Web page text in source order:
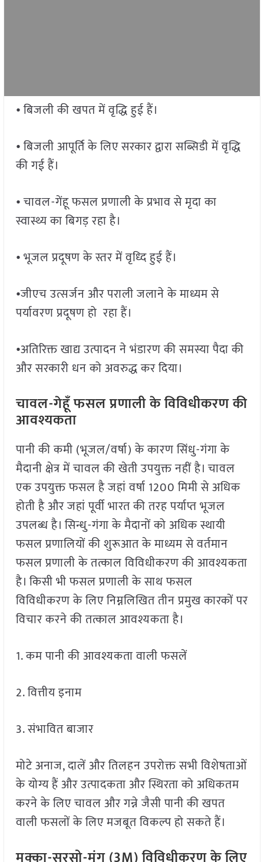
⦁ बिजली की खपत में वृद्धि हुई हैं।
⦁ बिजली आपूर्ति के लिए सरकार द्वारा सब्सिडी में वृद्धि
की गई हैं।
⦁ चावल-गेंहू फसल प्रणाली के प्रभाव से मृदा का
स्वास्थ्य का बिगड़ रहा है।
⦁ भूजल प्रदूषण के स्तर में वृध्दि हुई हैं।
⦁ जीएच उत्सर्जन और पराली जलाने के माध्यम से
पर्यावरण प्रदूषण हो रहा हैं।
⦁ अतिरिक्त खाद्य उत्पादन ने भंडारण की समस्या पैदा की
और सरकारी धन को अवरुद्ध कर दिया।
चावल-गेहूँ फसल प्रणाली के विविधीकरण की
आवश्यकता
पानी की कमी (भूजल/वर्षा) के कारण सिंधु-गंगा के
मैदानी क्षेत्र में चावल की खेती उपयुक्त नहीं है। चावल
एक उपयुक्त फसल है जहां वर्षा 1200 मिमी से अधिक
होती है और जहां पूर्वी भारत की तरह पर्याप्त भूजल
उपलब्ध है। सिन्धु-गंगा के मैदानों को अधिक स्थायी
फसल प्रणालियों की शुरूआत के माध्यम से वर्तमान
फसल प्रणाली के तत्काल विविधीकरण की आवश्यकता
है। किसी भी फसल प्रणाली के साथ फसल
विविधीकरण के लिए निम्नलिखित तीन प्रमुख कारकों पर
विचार करने की तत्काल आवश्यकता है।
1. कम पानी की आवश्यकता वाली फसलें
2. वित्तीय इनाम
3. संभावित बाजार
मोटे अनाज, दालें और तिलहन उपरोक्त सभी विशेषताओं
के योग्य हैं और उत्पादकता और स्थिरता को अधिकतम
करने के लिए चावल और गन्ने जैसी पानी की खपत
वाली फसलों के लिए मजबूत विकल्प हो सकते हैं।